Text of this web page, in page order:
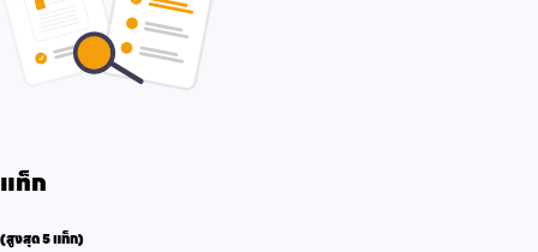
แท็ก
(สูงสุด 5 แท็ก)